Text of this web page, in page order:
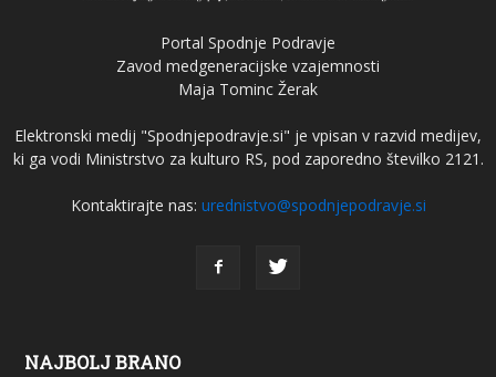
Portal Spodnje Podravje
Zavod medgeneracijske vzajemnosti
Maja Tominc Žerak
Elektronski medij "Spodnjepodravje.si" je vpisan v razvid medijev,
ki ga vodi Ministrstvo za kulturo RS, pod zaporedno številko 2121.
Kontaktirajte nas: urednistvo@spodnjepodravje.si
NAJBOLJ BRANO